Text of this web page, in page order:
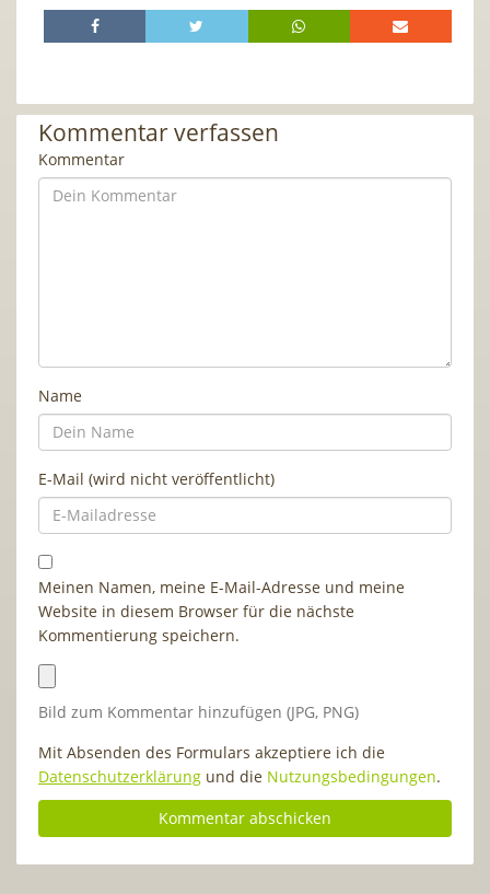
Kommentar verfassen
Kommentar
Name
E-Mail (wird nicht veröffentlicht)
Meinen Namen, meine E-Mail-Adresse und meine
Website in diesem Browser für die nächste
Kommentierung speichern.
Bild zum Kommentar hinzufügen (JPG, PNG)
Mit Absenden des Formulars akzeptiere ich die
Datenschutzerklärung und die Nutzungsbedingungen.